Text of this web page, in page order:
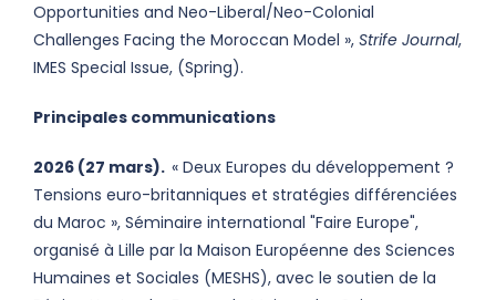
Opportunities and Neo-Liberal/Neo-Colonial
Challenges Facing the Moroccan Model », Strife Journal,
IMES Special Issue, (Spring).
Principales communications
2026 (27 mars). « Deux Europes du développement ?
Tensions euro-britanniques et stratégies différenciées
du Maroc », Séminaire international "Faire Europe",
organisé à Lille par la Maison Européenne des Sciences
Humaines et Sociales (MESHS), avec le soutien de la